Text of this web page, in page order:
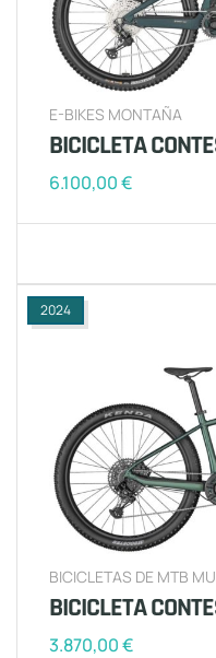
E-BIKES MONTAÑA
BICICLETA
6.100,00€
2024
BICICLETAS DE MTB
BICICLETA
3.870,00€